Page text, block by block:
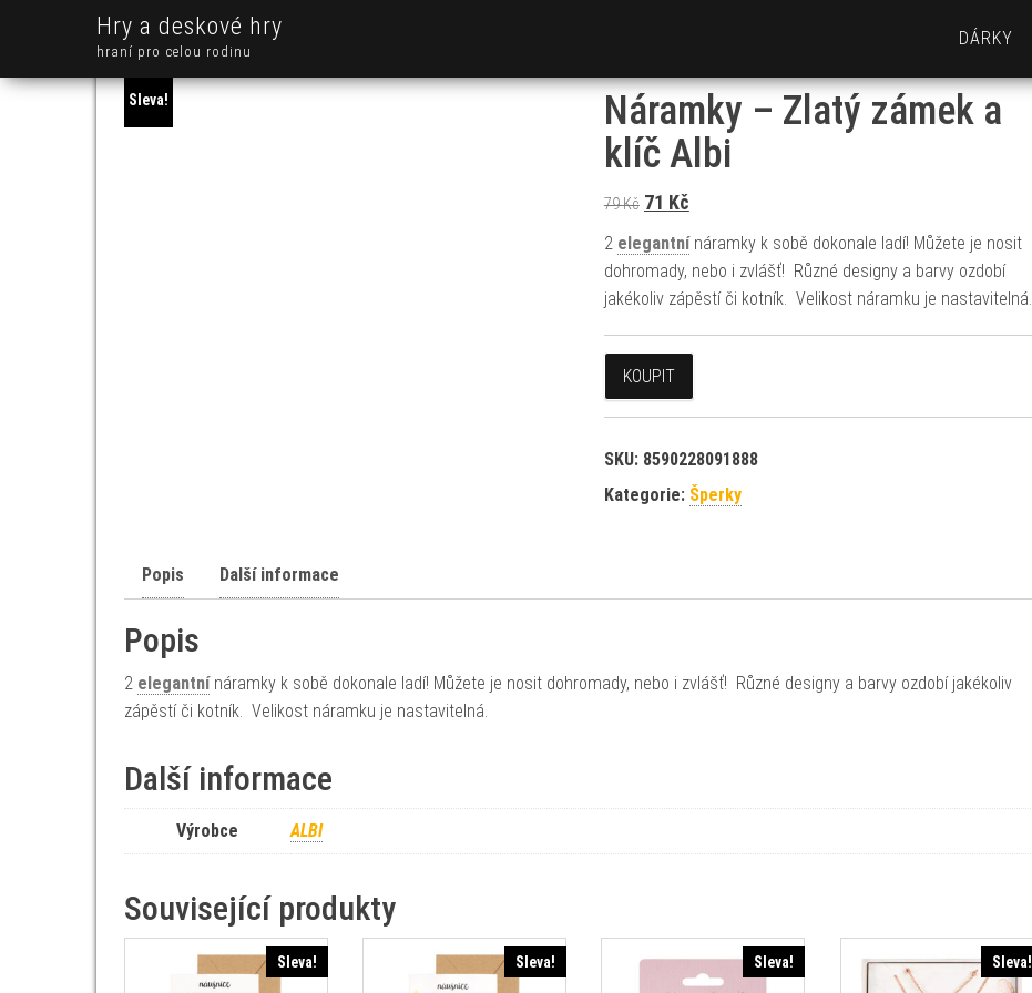
Hry a deskové hry
hraní pro celou rodinu
DÁRKY
Sleva!
Náramky – Zlatý zámek a
klíč Albi
79Kč Původní cena byla: 79 Kč.
71 KčAktuální cena je: 71 Kč.
2 elegantnínáramky k sobě dokonale ladí! Můžete je nosit
dohromady, nebo i zvlášť! Různé designy a barvy ozdobí
jakékoliv zápěstí či kotník. Velikost náramku je nastavitelná.
KOUPIT
SKU: 8590228091888
Kategorie: Šperky
Popis Další informace
Popis
2 elegantnínáramky k sobě dokonale ladí! Můžete je nosit dohromady, nebo i zvlášť! Různé designy a barvy ozdobí jakékoliv
zápěstí či kotník. Velikost náramku je nastavitelná.
Další informace
Výrobce ALBI
Související produkty
Sleva! Sleva! Sleva! Sleva!